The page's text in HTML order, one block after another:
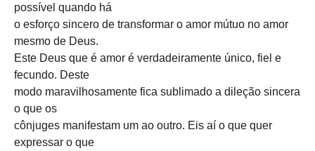
possível quando há
o esforço sincero de transformar o amor mútuo no amor
mesmo de Deus.
Este Deus que é amor é verdadeiramente único, fiel e
fecundo. Deste
modo maravilhosamente fica sublimado a dileção sincera
o que os
cônjuges manifestam um ao outro. Eis aí o que quer
expressar o que